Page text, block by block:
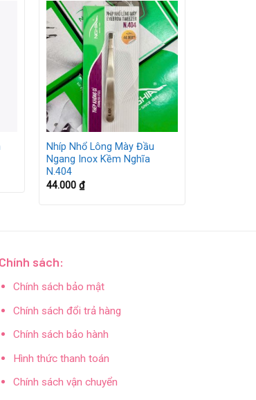
Nhíp Nhổ Lông Mày Đầu
Ngang Inox Kềm Nghĩa
N.404
44.000 ₫
Chính sách:
Chính sách bảo mật
Chính sách đổi trả hàng
Chính sách bảo hành
Hình thức thanh toán
Chính sách vận chuyển